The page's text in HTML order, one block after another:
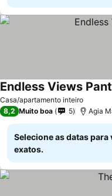
Casa/apartamento inteiro
Endless Views
8,2 Muito boa 5 Agia
Selecione as datas para
exatos.